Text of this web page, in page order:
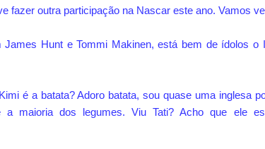
fazer outra participação na Nascar este ano. Vamos
Hunt e Tommi Makinen, está bem de ídolos o
é a batata? Adoro batata, sou quase uma inglesa
maioria dos legumes. Viu Tati? Acho que ele